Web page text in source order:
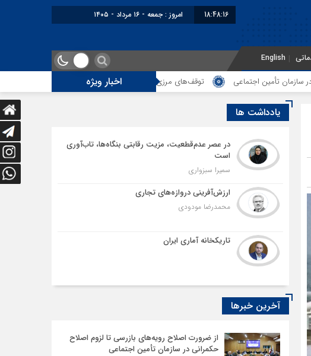
18:48:17 امروز : جمعه - ۱۶ مرداد - ۱۴۰۵
English
اخبار ویژه اجتماعی توقف‌های مرزی، هزینه‌های پنهان و ضعف مدیریت؛ زنگ خطری برای آینده
یادداشت ها
در عصر عدم‌قطعیت، مزیت رقابتی بنگاه‌ها، تاب‌آوری
است
سمیرا سبزواری
ارزش‌آفرینی دروازه‌های تجاری
محمدرضا مودودی
تاریکخانه آماری ایران
آخرین خبرها
از ضرورت اصلاح رویه‌های بازرسی تا لزوم اصلاح
حکمرانی در سازمان تأمین اجتماعی